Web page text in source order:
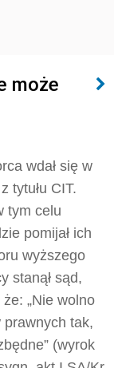
może
wdał się w
tytułu CIT.
tym celu
pomijał ich
wyższego
stanął sąd,
„Nie wolno
tak,
(wyrok